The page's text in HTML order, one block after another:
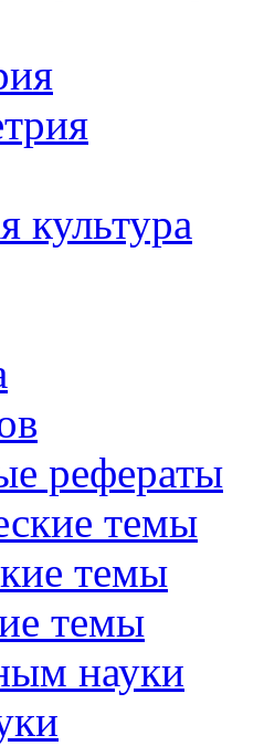
культура
рефераты
темы
темы
темы
науки